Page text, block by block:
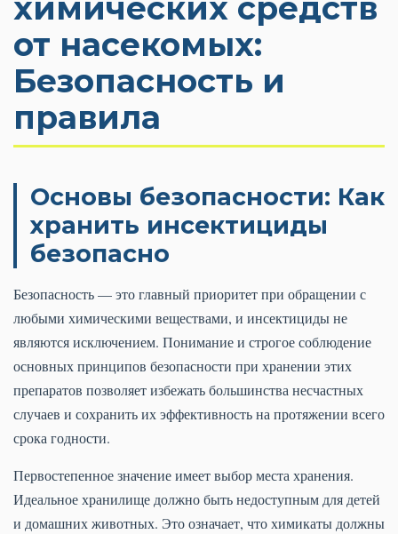
химических средств
от насекомых:
Безопасность и
правила
Основы безопасности: Как
хранить инсектициды
безопасно
Безопасность — это главный приоритет при обращении с
любыми химическими веществами, и инсектициды не
являются исключением. Понимание и строгое соблюдение
основных принципов безопасности при хранении этих
препаратов позволяет избежать большинства несчастных
случаев и сохранить их эффективность на протяжении всего
срока годности.
Первостепенное значение имеет выбор места хранения.
Идеальное хранилище должно быть недоступным для детей
и домашних животных. Это означает, что химикаты должны